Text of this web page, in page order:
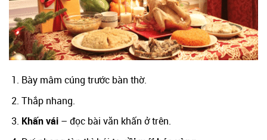
Bày mâm cúng trước bàn thờ.
Thắp nhang.
Khấn vái– đọc bài văn khấn ở trên.